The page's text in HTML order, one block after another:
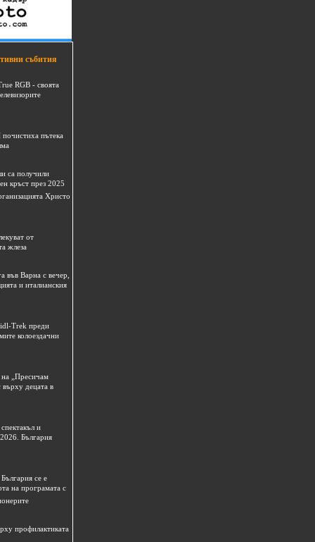
събития
RGB - своята
пътека
са получили
кръст през 2025
Христо
от
жлеза
във Варна с вечер,
и италианския
Trek преди
колоездачни
на „Пресичам
децата в
и
България
се е
на програмата с
профилактиката